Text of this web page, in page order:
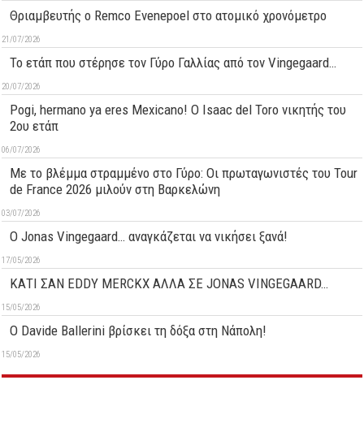
Θριαμβευτής ο Remco Evenepoel στο ατομικό χρονόμετρο
21/07/2026
Το ετάπ που στέρησε τον Γύρο Γαλλίας από τον Vingegaard…
20/07/2026
Pogi, hermano ya eres Mexicano! Ο Ιsaac del Toro νικητής του
2ου ετάπ
06/07/2026
Με το βλέμμα στραμμένο στο Γύρο: Οι πρωταγωνιστές του Tour
de France 2026 μιλούν στη Βαρκελώνη
03/07/2026
O Jonas Vingegaard… αναγκάζεται να νικήσει ξανά!
17/05/2026
ΚΑΤΙ ΣΑΝ EDDY MERCKX ΑΛΛΑ ΣΕ JONAS VINGEGAARD…
15/05/2026
O Davide Ballerini βρίσκει τη δόξα στη Νάπολη!
15/05/2026